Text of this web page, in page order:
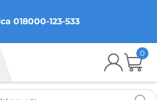
018000-123-533
0
marca del repuesto...